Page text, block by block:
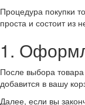
Процедура покупки
проста и состоит из
1.
После выбора
добавится в вашу
Далее, если вы